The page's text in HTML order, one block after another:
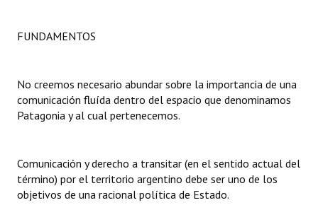
FUNDAMENTOS
No creemos necesario abundar sobre la importancia de una
comunicación fluída dentro del espacio que denominamos
Patagonia y al cual pertenecemos.
Comunicación y derecho a transitar (en el sentido actual del
término) por el territorio argentino debe ser uno de los
objetivos de una racional política de Estado.